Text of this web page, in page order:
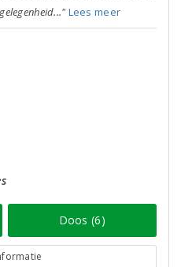
Lees meer
Doos (6)